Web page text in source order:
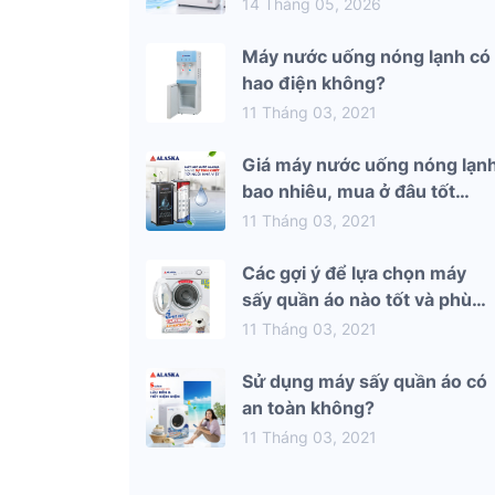
14 Tháng 05, 2026
Máy nước uống nóng lạnh có
hao điện không?
11 Tháng 03, 2021
Giá máy nước uống nóng
bao nhiêu, mua ở đâu tốt
nhất?
11 Tháng 03, 2021
Các gợi ý để lựa chọn máy
sấy quần áo nào tốt và phù
hợp nhất với gia đình bạn
11 Tháng 03, 2021
Sử dụng máy sấy quần áo có
an toàn không?
11 Tháng 03, 2021